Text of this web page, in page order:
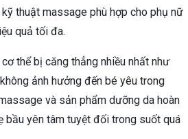
thuật massage phù hợp cho phụ nữ
quả tối đa.
thể bị căng thẳng nhiều nhất như
ảnh hưởng đến bé yêu trong
và sản phẩm dưỡng da hoàn
bầu yên tâm tuyệt đối trong suốt quá